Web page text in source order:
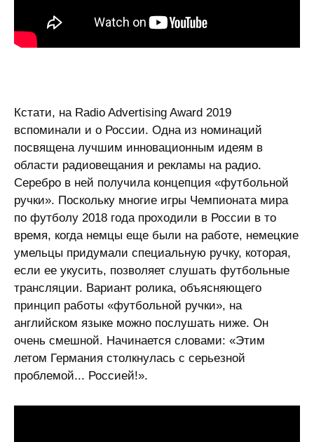
Кстати, на Radio Advertising Award 2019
вспоминали и о России. Одна из номинаций
посвящена лучшим инновационным идеям в
области радиовещания и рекламы на радио.
Серебро в ней получила концепция «футбольной
ручки». Поскольку многие игры Чемпионата мира
по футболу 2018 года проходили в России в то
время, когда немцы еще были на работе, немецкие
умельцы придумали специальную ручку, которая,
если ее укусить, позволяет слушать футбольные
трансляции. Вариант ролика, объясняющего
принцип работы «футбольной ручки», на
английском языке можно послушать ниже. Он
очень смешной. Начинается словами: «Этим
летом Германия столкнулась с серьезной
проблемой... Россией!».